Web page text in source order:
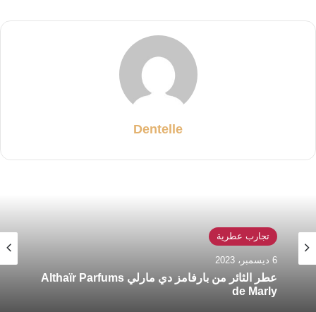
Dentelle
تجارب عطرية
6 ديسمبر، 2023
عطر الثائر من بارفامز دي مارلي Althaïr Parfums
de Marly